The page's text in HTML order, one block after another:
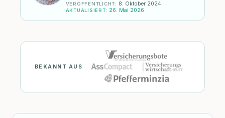
VERÖFFENTLICHT: 8. Oktober 2024
AKTUALISIERT: 26. Mai 2026
BEKANNT AUS